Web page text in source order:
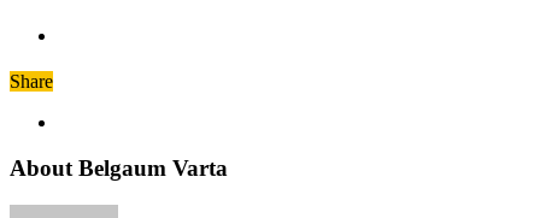
Share
About Belgaum Varta